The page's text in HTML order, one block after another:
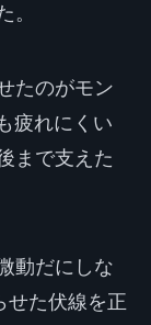
。
たのがモン
疲れにくい
まで支えた
動だにしな
せた伏線を正